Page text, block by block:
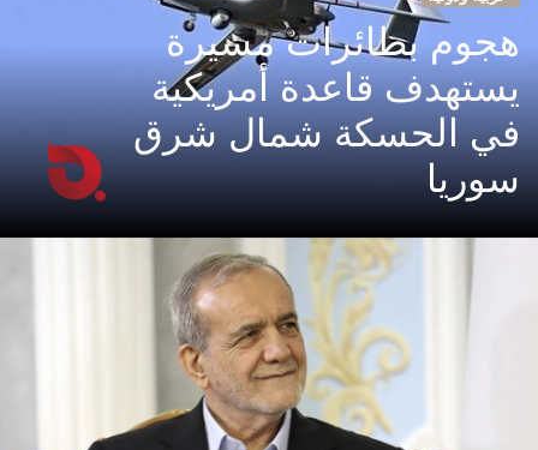
هجوم بطائرات مسيرة
يستهدف قاعدة أمريكية
في الحسكة شمال شرق
سوريا